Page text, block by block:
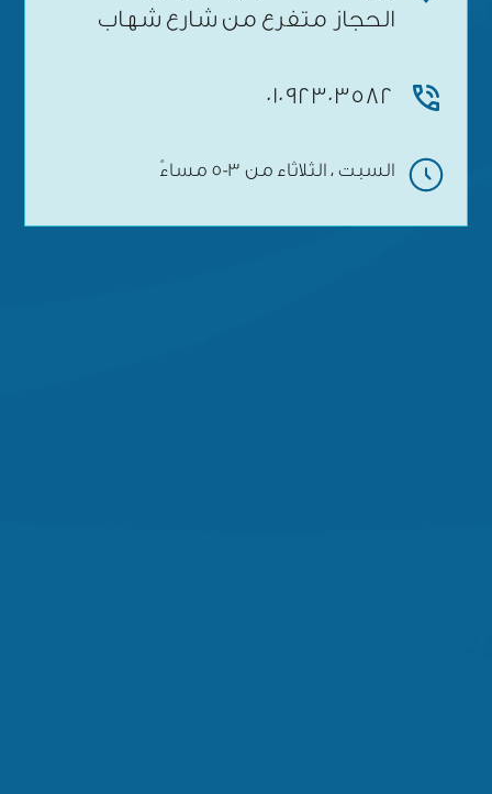
الحجاز متفرع من شارع شهاب
01092303582
السبت ، الثلاثاء من 3-5 مساءً